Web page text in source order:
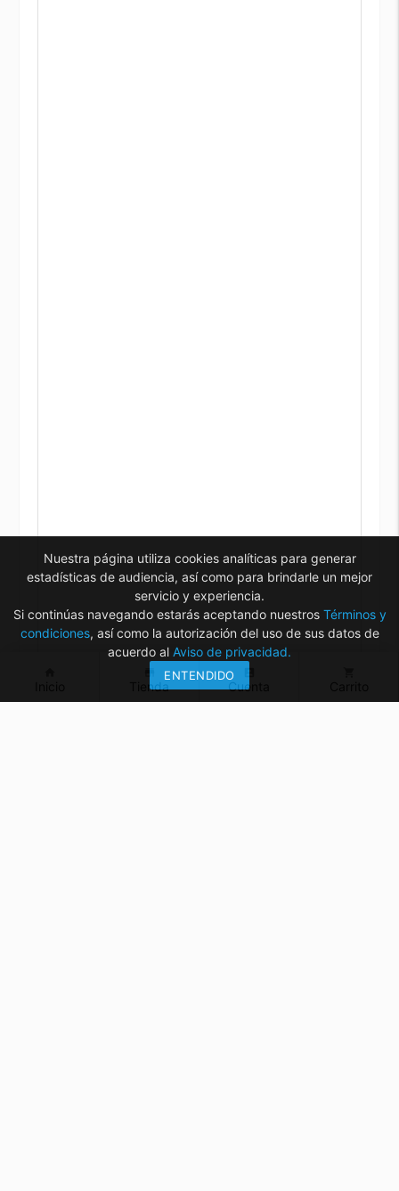
Tienda Cuenta
Nuestra página utiliza cookies analíticas para generar
estadísticas de audiencia, así como para brindarle un mejor
servicio y experiencia.
Si continúas navegando estarás aceptando nuestros Términos y
condiciones, así como la autorización del uso de sus datos de
acuerdo al Aviso de privacidad.
ENTENDIDO